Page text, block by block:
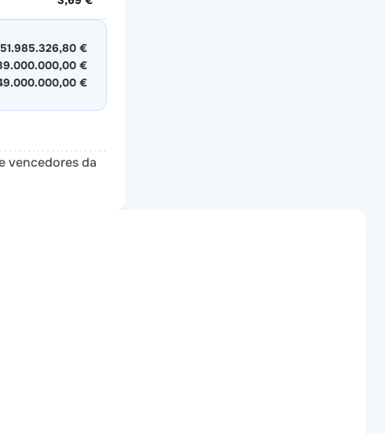
51.985.326,80 €
€
€
vencedores da